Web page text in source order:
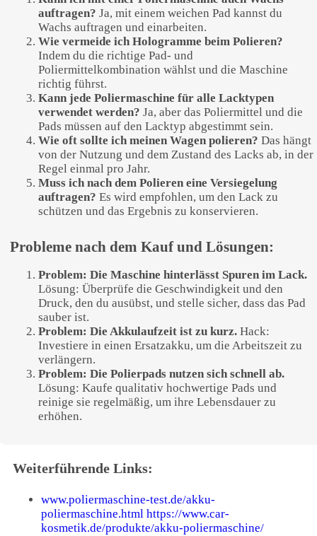
auftragen? Ja, mit einem weichen Pad kannst du
Wachs auftragen und einarbeiten.
Wie vermeide ich Hologramme beim Polieren?
Indem du die richtige Pad- und
Poliermittelkombination wählst und die Maschine
richtig führst.
Kann jede Poliermaschine für alle Lacktypen
verwendet werden? Ja, aber das Poliermittel und die
Pads müssen auf den Lacktyp abgestimmt sein.
Wie oft sollte ich meinen Wagen polieren? Das hängt
von der Nutzung und dem Zustand des Lacks ab, in der
Regel einmal pro Jahr.
Muss ich nach dem Polieren eine Versiegelung
auftragen? Es wird empfohlen, um den Lack zu
schützen und das Ergebnis zu konservieren.
Probleme nach dem Kauf und Lösungen:
Problem: Die Maschine hinterlässt Spuren im Lack.
Lösung: Überprüfe die Geschwindigkeit und den
Druck, den du ausübst, und stelle sicher, dass das Pad
sauber ist.
Problem: Die Akkulaufzeit ist zu kurz. Hack:
Investiere in einen Ersatzakku, um die Arbeitszeit zu
verlängern.
Problem: Die Polierpads nutzen sich schnell ab.
Lösung: Kaufe qualitativ hochwertige Pads und
reinige sie regelmäßig, um ihre Lebensdauer zu
erhöhen.
Weiterführende Links:
www.poliermaschine-test.de/akku-
poliermaschine.html https://www.car-
kosmetik.de/produkte/akku-poliermaschine/